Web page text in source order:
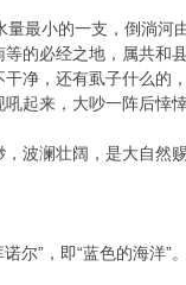
最小的一支，倒淌河
的必经之地，属共和
净，还有虱子什么的
起来，大吵一阵后悻
波澜壮阔，是大自然
尔”，即“蓝色的海洋